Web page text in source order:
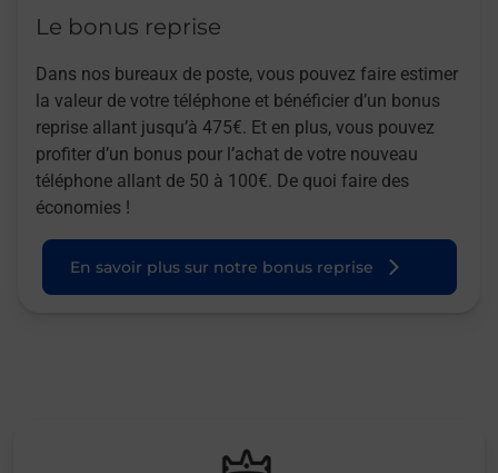
Le bonus reprise
Dans nos bureaux de poste, vous pouvez faire estimer
la valeur de votre téléphone et bénéficier d’un bonus
reprise allant jusqu’à 475€. Et en plus, vous pouvez
profiter d’un bonus pour l’achat de votre nouveau
téléphone allant de 50 à 100€. De quoi faire des
économies !
En savoir plus sur notre bonus reprise